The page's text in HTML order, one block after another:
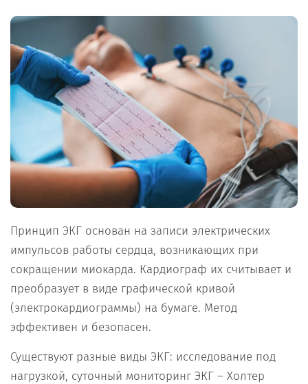
Принцип ЭКГ основан на записи электрических
импульсов работы сердца, возникающих при
сокращении миокарда. Кардиограф их считывает и
преобразует в виде графической кривой
(электрокардиограммы) на бумаге. Метод
эффективен и безопасен.
Существуют разные виды ЭКГ: исследование под
нагрузкой, суточный мониторинг ЭКГ – Холтер